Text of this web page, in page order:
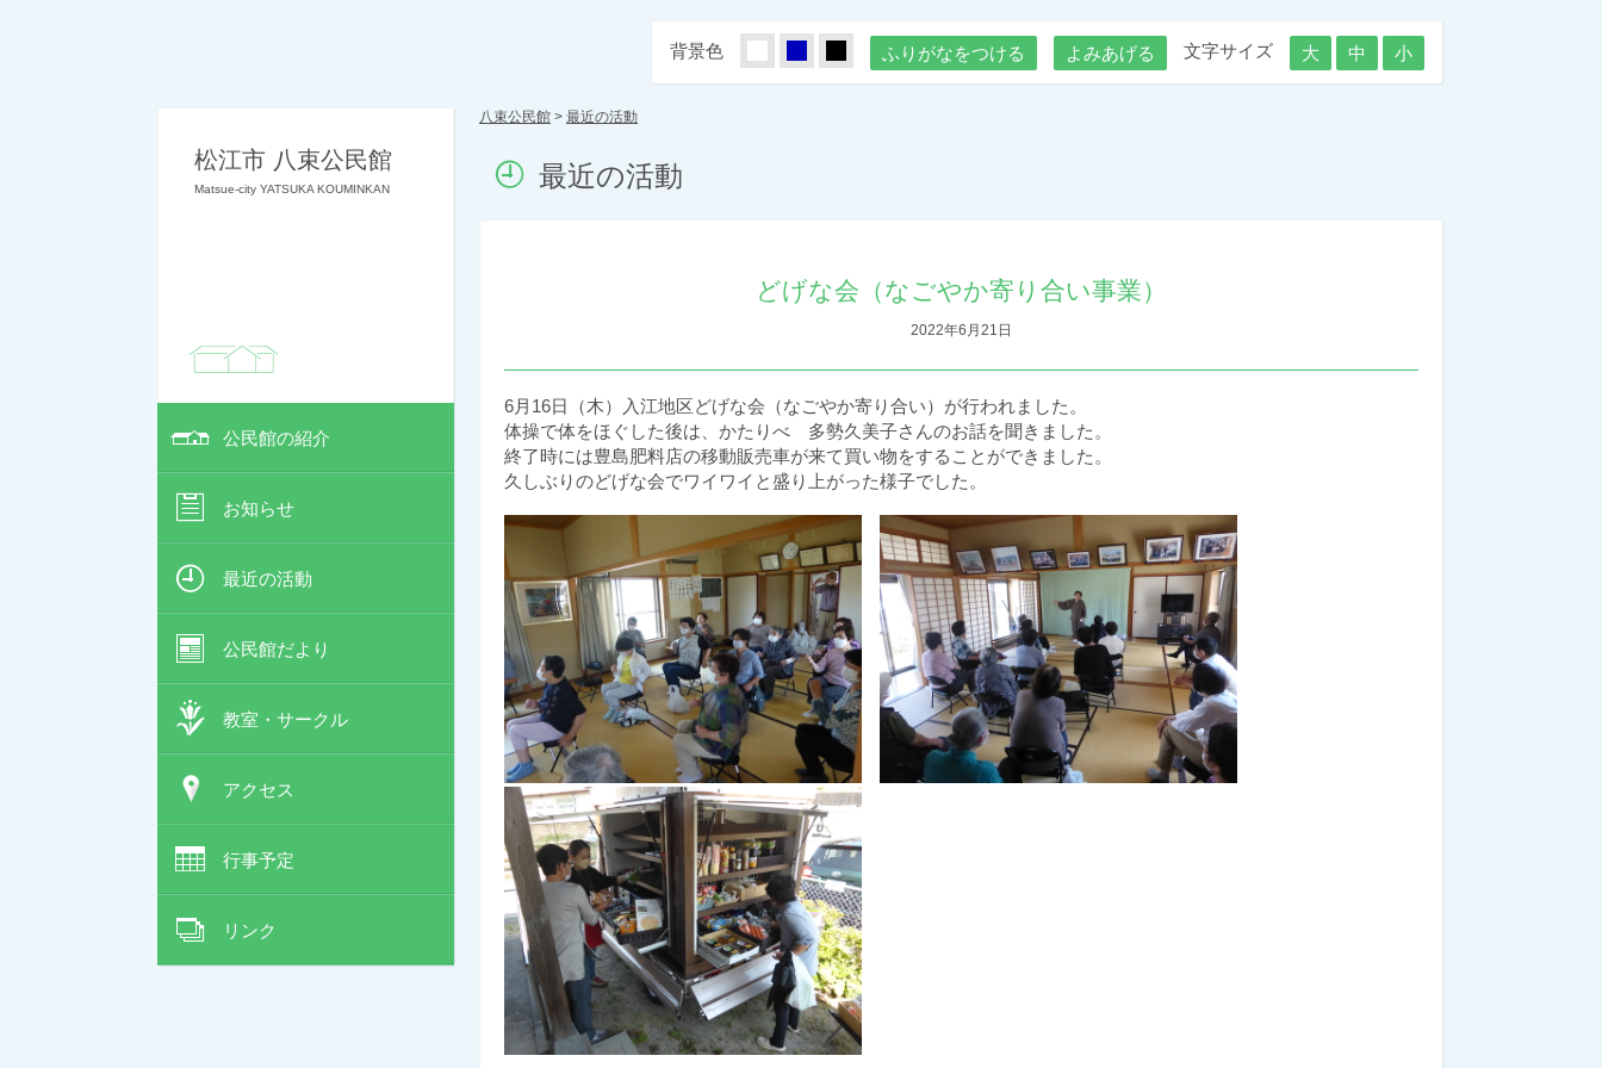
松江市 八束公民館
Matsue-city YATSUKA KOUMINKAN
公民館の紹介
お知らせ
最近の活動
公民館だより
教室・サークル
アクセス
行事予定
リンク
背景色 ふりがなをつける よみあげる 文字サイズ 大 中 小
八束公民館 > 最近の活動
最近の活動
どげな会（なごやか寄り合い事業）
2022年6月21日
6月16日（木）入江地区どげな会（なごやか寄り合い）が行われました。
体操で体をほぐした後は、かたりべ 多勢久美子さんのお話を聞きました。
終了時には豊島肥料店の移動販売車が来て買い物をすることができました。
久しぶりのどげな会でワイワイと盛り上がった様子でした。